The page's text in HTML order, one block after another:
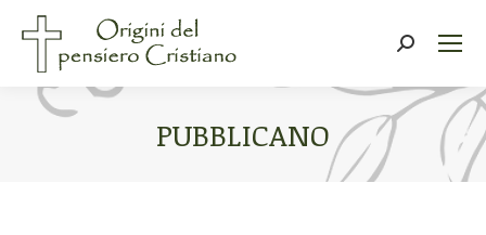
Cerca:
PUBBLICANO